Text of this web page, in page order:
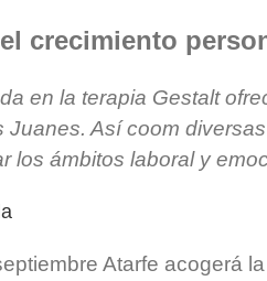
crecimiento
en la terapia Gestalt
Juanes. Así coom
los ámbitos laboral y
Atarfe acogerá